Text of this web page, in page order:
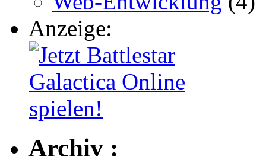
Anzeige:
Archiv :